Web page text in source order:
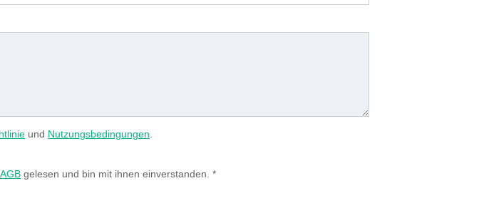
und Nutzungsbedingungen
AGB gelesen und bin mit ihnen einverstanden. *